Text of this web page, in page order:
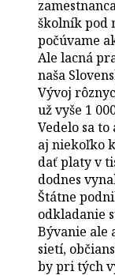
školník pod
počúvame
Ale lacná
naša
Vývoj
už vyše 1
Vedelo sa
aj niekoľko
dať platy v
dodnes
Štátne
odkladanie
Bývanie ale
sietí,
by pri tých